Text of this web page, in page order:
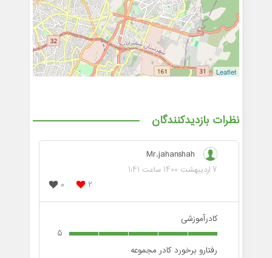
Leaflet
نظرات بازدیدکنندگان
Mr.jahanshah
7 اردیبهشت 1400 ساعت 1:41
2
0
کادرآموزشی
5
رفتارو برخورد کادر مجموعه